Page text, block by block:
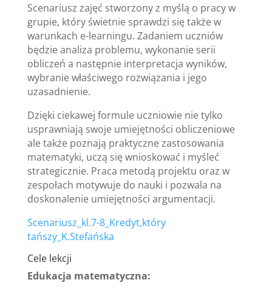
Scenariusz zajęć stworzony z myślą o pracy w
grupie, który świetnie sprawdzi się także w
warunkach e-learningu. Zadaniem uczniów
będzie analiza problemu, wykonanie serii
obliczeń a następnie interpretacja wyników,
wybranie właściwego rozwiązania i jego
uzasadnienie.
Dzięki ciekawej formule uczniowie nie tylko
usprawniają swoje umiejętności obliczeniowe
ale także poznają praktyczne zastosowania
matematyki, uczą się wnioskować i myśleć
strategicznie. Praca metodą projektu oraz w
zespołach motywuje do nauki i pozwala na
doskonalenie umiejętności argumentacji.
Scenariusz_kl.7-8_Kredyt,który
tańszy_K.Stefańska
Cele lekcji
Edukacja matematyczna: